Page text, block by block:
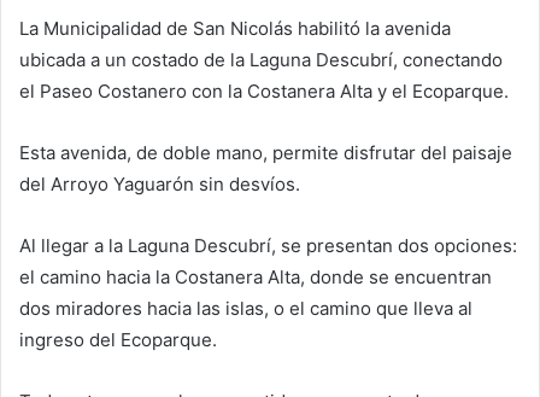
La Municipalidad de San Nicolás habilitó la avenida
ubicada a un costado de la Laguna Descubrí, conectando
el Paseo Costanero con la Costanera Alta y el Ecoparque.
Esta avenida, de doble mano, permite disfrutar del paisaje
del Arroyo Yaguarón sin desvíos.
Al llegar a la Laguna Descubrí, se presentan dos opciones:
el camino hacia la Costanera Alta, donde se encuentran
dos miradores hacia las islas, o el camino que lleva al
ingreso del Ecoparque.